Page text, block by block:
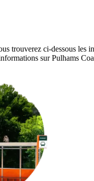
trouverez ci-dessous
sur Pulhams